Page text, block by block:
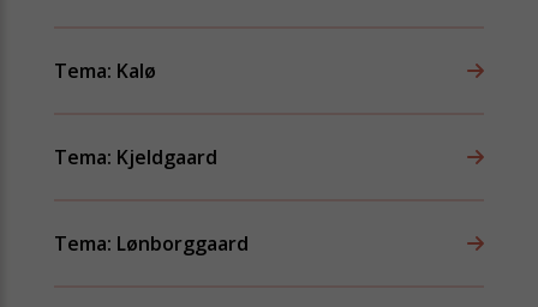
Tema: Kalø
Tema: Kjeldgaard
Tema: Lønborggaard